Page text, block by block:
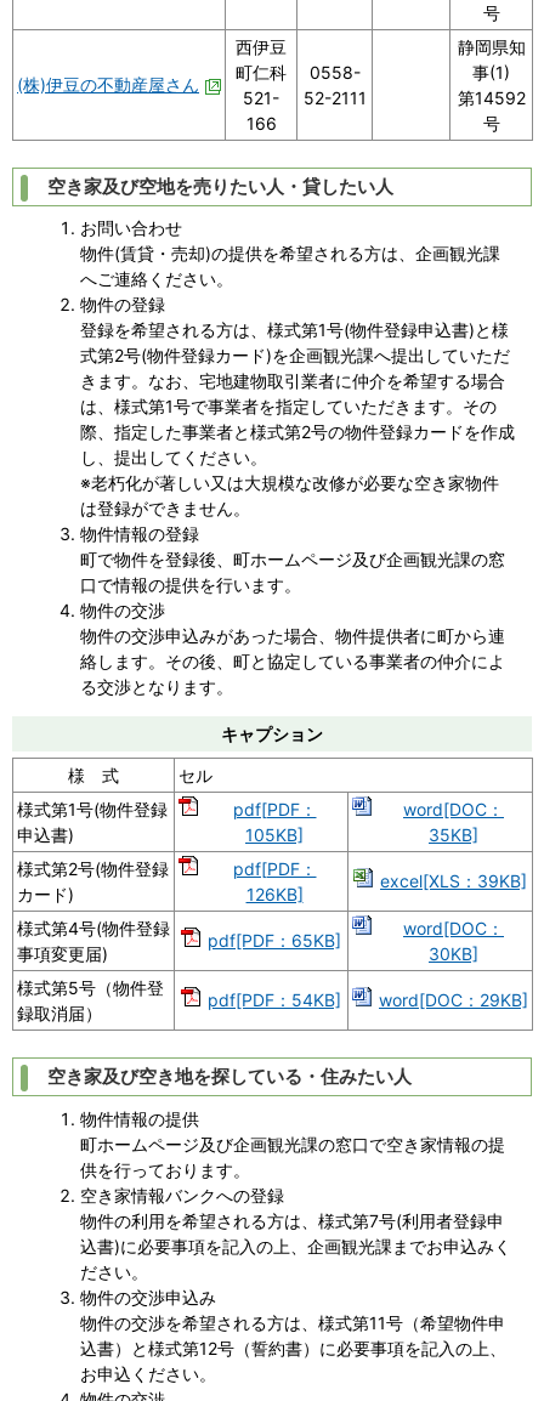
号
(株)伊豆の不動産屋さん
西伊豆
町仁科
521-
166
0558-
52-2111
静岡県知
事(1)
第14592
号
空き家及び空地を売りたい人・貸したい人
お問い合わせ
物件(賃貸・売却)の提供を希望される方は、企画観光課
へご連絡ください。
物件の登録
登録を希望される方は、様式第1号(物件登録申込書)と様
式第2号(物件登録カード)を企画観光課へ提出していただ
きます。なお、宅地建物取引業者に仲介を希望する場合
は、様式第1号で事業者を指定していただきます。その
際、指定した事業者と様式第2号の物件登録カードを作成
し、提出してください。
※老朽化が著しい又は大規模な改修が必要な空き家物件
は登録ができません。
物件情報の登録
町で物件を登録後、町ホームページ及び企画観光課の窓
口で情報の提供を行います。
物件の交渉
物件の交渉申込みがあった場合、物件提供者に町から連
絡します。その後、町と協定している事業者の仲介によ
る交渉となります。
キャプション
様 式
セル
様式第1号(物件登録
申込書)
pdf[PDF：
105KB]
word[DOC：
35KB]
様式第2号(物件登録
カード)
pdf[PDF：
126KB]
excel[XLS：39KB]
様式第4号(物件登録
事項変更届)
pdf[PDF：65KB]
word[DOC：
30KB]
様式第5号（物件登
録取消届）
pdf[PDF：54KB] word[DOC：29KB]
空き家及び空き地を探している・住みたい人
物件情報の提供
町ホームページ及び企画観光課の窓口で空き家情報の提
供を行っております。
空き家情報バンクへの登録
物件の利用を希望される方は、様式第7号(利用者登録申
込書)に必要事項を記入の上、企画観光課までお申込みく
ださい。
物件の交渉申込み
物件の交渉を希望される方は、様式第11号（希望物件申
込書）と様式第12号（誓約書）に必要事項を記入の上、
お申込ください。